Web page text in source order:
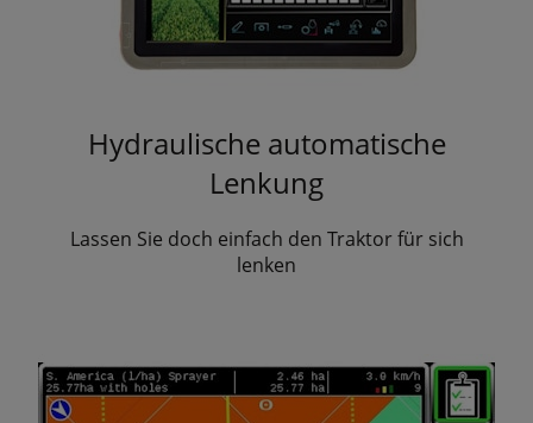
Hydraulische automatische
Lenkung
Lassen Sie doch einfach den Traktor für sich
lenken